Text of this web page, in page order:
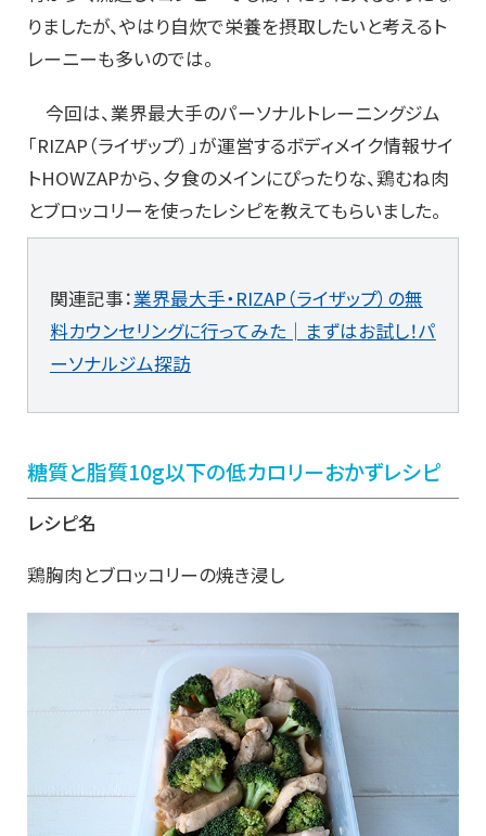
りましたが、やはり自炊で栄養を摂取したいと考えるト
レーニーも多いのでは。
今回は、業界最大手のパーソナルトレーニングジム
「RIZAP（ライザップ）」が運営するボディメイク情報サイ
トHOWZAPから、夕食のメインにぴったりな、鶏むね肉
とブロッコリーを使ったレシピを教えてもらいました。
関連記事：業界最大手・RIZAP（ライザップ）の無
料カウンセリングに行ってみた│まずはお試し！パ
ーソナルジム探訪
糖質と脂質10g以下の低カロリーおかずレシピ
レシピ名
鶏胸肉とブロッコリーの焼き浸し